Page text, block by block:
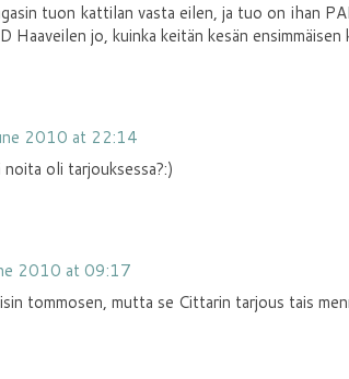
tuon kattilan vasta eilen, ja tuo on ihan
Haaveilen jo, kuinka keitän kesän
2010 at 22:14
noita oli tarjouksessa?:)
2010 at 09:17
tommosen, mutta se Cittarin tarjous tais